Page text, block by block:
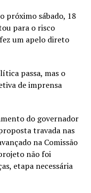
próximo sábado, 18
para o risco
um apelo direto
passa, mas o
de imprensa
do governador
travada nas
na Comissão
não foi
etapa necessária